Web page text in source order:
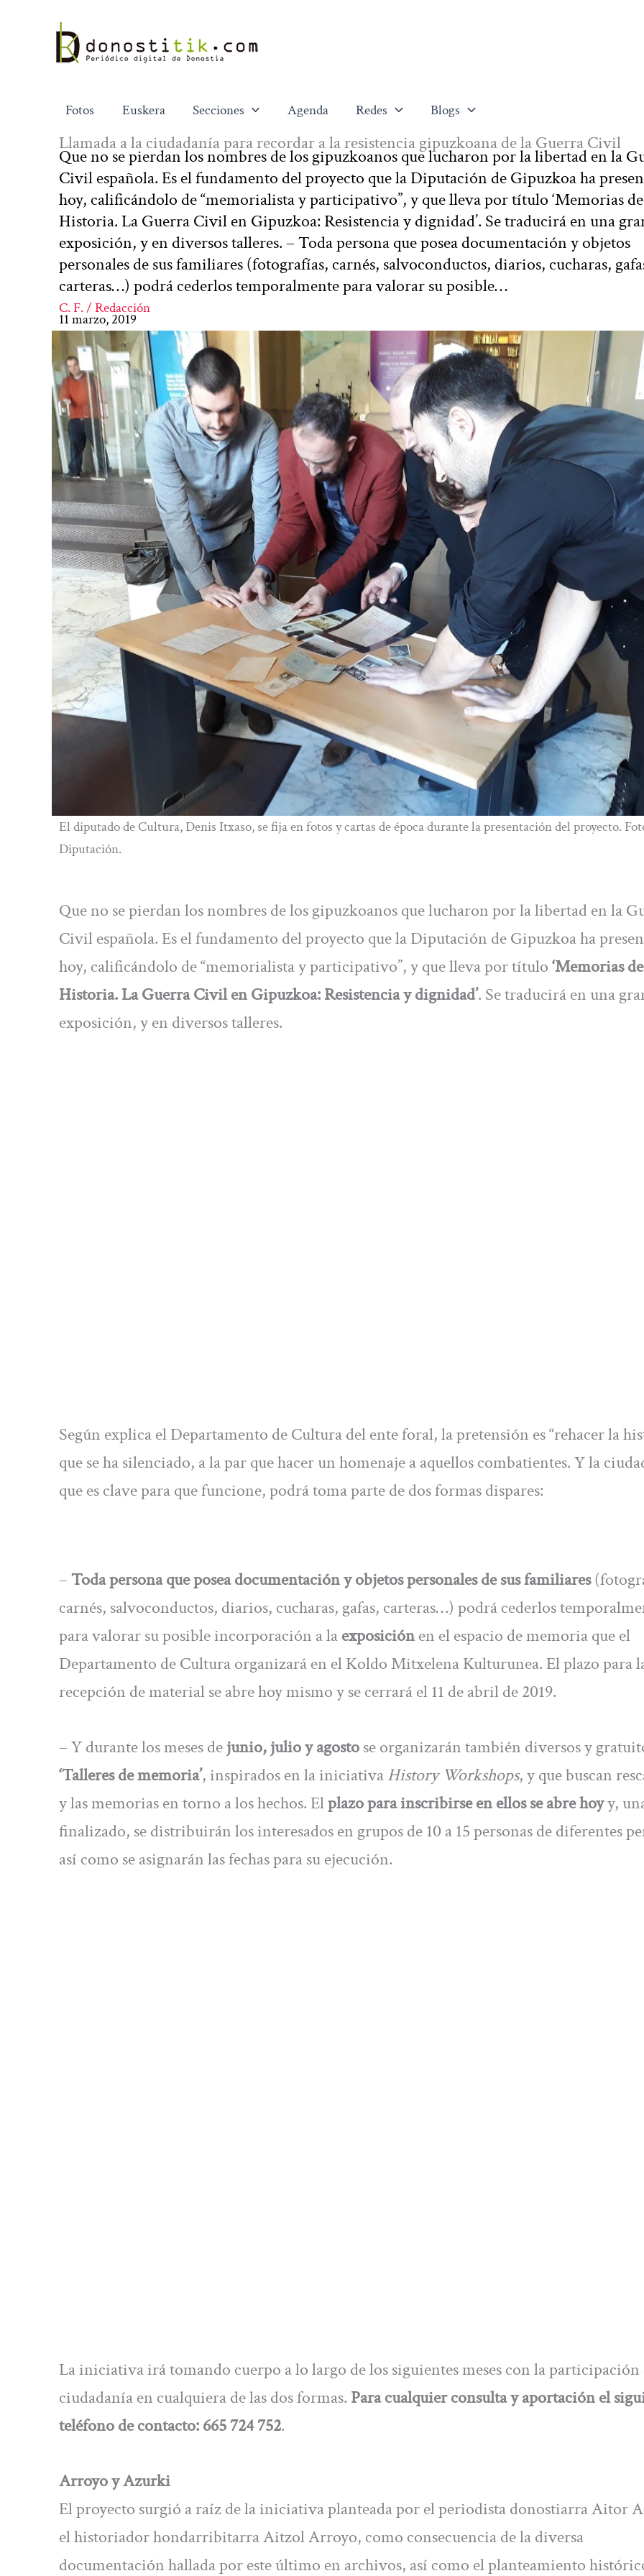
contenido
Fotos Euskera Secciones Agenda Redes Blogs
Llamada a la ciudadanía para recordar a la resistencia gipuzkoana de la Guerra Civil
Que no se pierdan los nombres de los gipuzkoanos que lucharon por la libertad en la
Civil española. Es el fundamento del proyecto que la Diputación de Gipuzkoa ha
hoy, calificándolo de “memorialista y participativo”, y que lleva por título ‘Memorias
Historia. La Guerra Civil en Gipuzkoa: Resistencia y dignidad’. Se traducirá en una
exposición, y en diversos talleres. – Toda persona que posea documentación y objetos
personales de sus familiares (fotografías, carnés, salvoconductos, diarios, cucharas,
carteras…) podrá cederlos temporalmente para valorar su posible…
C. F. / Redacción
11 marzo, 2019
El diputado de Cultura, Denis Itxaso, se fija en fotos y cartas de época durante la presentación del proyecto.
Diputación.
Que no se pierdan los nombres de los gipuzkoanos que lucharon por la libertad en la
Civil española. Es el fundamento del proyecto que la Diputación de Gipuzkoa ha
hoy, calificándolo de “memorialista y participativo”, y que lleva por título‘Memorias
Historia. La Guerra Civil en Gipuzkoa: Resistencia y dignidad’. Se traducirá en una
exposición, y en diversos talleres.
Según explica el Departamento de Cultura del ente foral, la pretensión es “rehacer la
que se ha silenciado, a la par que hacer un homenaje a aquellos combatientes. Y la
que es clave para que funcione, podrá toma parte de dos formas dispares:
–Toda persona que posea documentación y objetos personales de sus familiares
carnés, salvoconductos, diarios, cucharas, gafas, carteras…) podrá cederlos
para valorar su posible incorporación a laexposiciónen el espacio de memoria que el
Departamento de Cultura organizará en el Koldo Mitxelena Kulturunea. El plazo para
recepción de material se abre hoy mismo y se cerrará el 11 de abril de 2019.
– Y durante los meses dejunio, julio y agostose organizarán también diversos y
‘Talleres de memoria’, inspirados en la iniciativaHistory Workshops, y que buscan
y las memorias en torno a los hechos. Elplazo para inscribirse en ellos se abre hoyy,
finalizado, se distribuirán los interesados en grupos de 10 a 15 personas de diferentes
así como se asignarán las fechas para su ejecución.
La iniciativa irá tomando cuerpo a lo largo de los siguientes meses con la participación
ciudadanía en cualquiera de las dos formas. Para cualquier consulta y aportación el
teléfono de contacto: 665 724 752.
Arroyo y Azurki
El proyecto surgió a raíz de la iniciativa planteada por el periodista donostiarra Aitor
el historiador hondarribitarra Aitzol Arroyo, como consecuencia de la diversa
documentación hallada por este último en archivos, así como el planteamiento